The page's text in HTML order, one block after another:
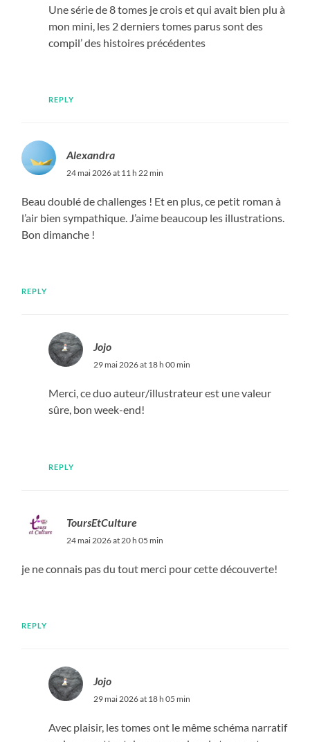
Une série de 8 tomes je crois et qui avait bien plu à
mon mini, les 2 derniers tomes parus sont des
compil’ des histoires précédentes
REPLY
Alexandra
24 mai 2026 at 11 h 22 min
Beau doublé de challenges ! Et en plus, ce petit roman à
l’air bien sympathique. J’aime beaucoup les illustrations.
Bon dimanche !
REPLY
Jojo
29 mai 2026 at 18 h 00 min
Merci, ce duo auteur/illustrateur est une valeur
sûre, bon week-end!
REPLY
ToursEtCulture
24 mai 2026 at 20 h 05 min
je ne connais pas du tout merci pour cette découverte!
REPLY
Jojo
29 mai 2026 at 18 h 05 min
Avec plaisir, les tomes ont le même schéma narratif